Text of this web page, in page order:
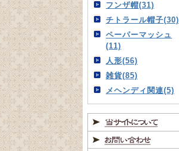
フンザ帽(31)
チトラール帽子(30)
ペーパーマッシュ
(11)
人形(56)
雑貨(85)
メヘンディ関連(5)